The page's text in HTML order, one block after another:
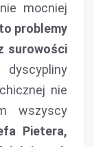
mocniej
problemy
surowości
nie
wszyscy
Pietera,